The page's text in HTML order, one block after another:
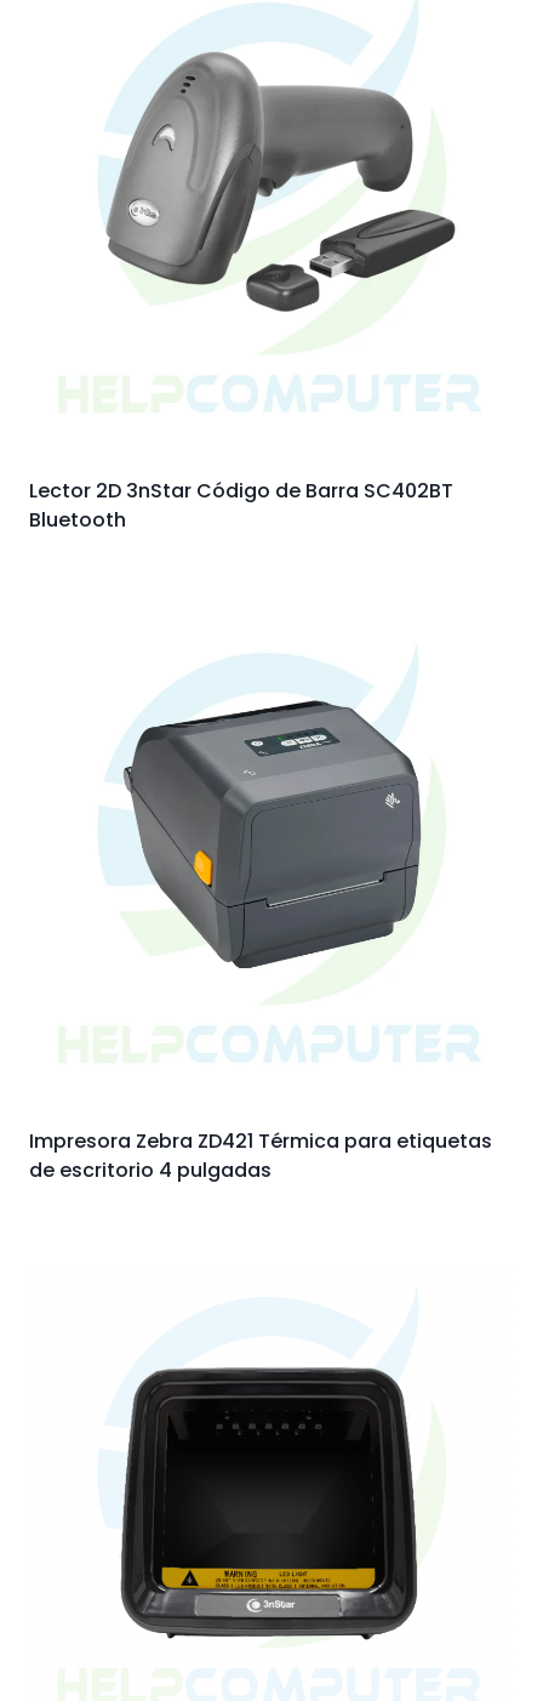
Lector 2D 3nStar Código de Barra SC402BT
Bluetooth
Impresora Zebra ZD421 Térmica para etiquetas
de escritorio 4 pulgadas